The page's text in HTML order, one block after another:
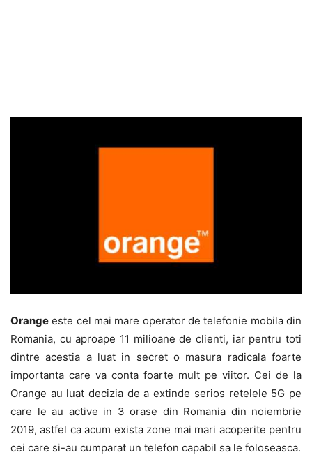
Orange este cel mai mare operator de telefonie mobila din
Romania, cu aproape 11 milioane de clienti, iar pentru toti
dintre acestia a luat in secret o masura radicala foarte
importanta care va conta foarte mult pe viitor. Cei de la
Orange au luat decizia de a extinde serios retelele 5G pe
care le au active in 3 orase din Romania din noiembrie
2019, astfel ca acum exista zone mai mari acoperite pentru
cei care si-au cumparat un telefon capabil sa le foloseasca.